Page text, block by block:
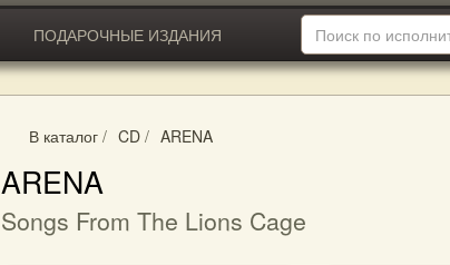
ПОДАРОЧНЫЕ ИЗДАНИЯ
В каталог / CD / ARENA
ARENA
Songs From The Lions Cage